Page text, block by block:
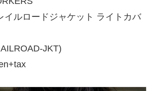
イルロードジャケット ライトカバ
JKT)